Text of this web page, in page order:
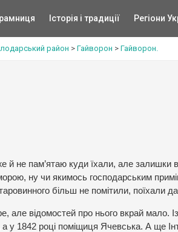
Історія і традиції Регіони
район > Гайворон > Гайворон.
й не пам’ятаю куди їхали, але залишки
ну чи якимось господарським
більш не помітили, поїхали
але відомостей про нього вкрай мало.
а у 1842 році поміщиця Ячевська. А ще